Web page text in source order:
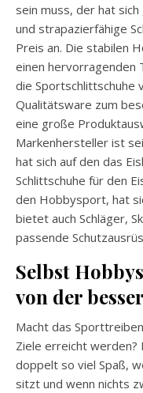
sein muss, der hat
und strapazierfähige
Preis an. Die stabilen
einen hervorragenden
die Sportschlittschuhe
Qualitätsware zum
eine große
Markenhersteller ist
hat sich auf den das
Schlittschuhe für den
den Hobbysport, hat
bietet auch Schläger,
passende
Selbst
von der
Macht das Sporttreiben
Ziele erreicht werden?
doppelt so viel Spaß,
sitzt und wenn nichts